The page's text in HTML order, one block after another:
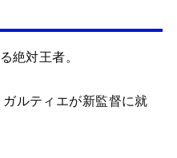
絶対王者。
ルティエが新監督に就